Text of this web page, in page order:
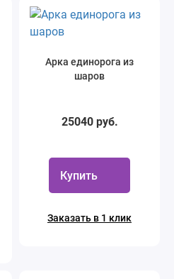
Арка единорога из
шаров
25040 руб.
Купить
Заказать в 1 клик